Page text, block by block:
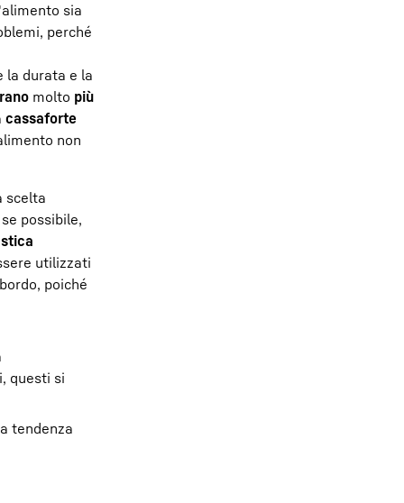
sia
perché
durata e la
molto più
cassaforte
non
scelta
possibile,
utilizzati
poiché
questi si
tendenza